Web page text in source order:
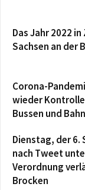
Das Jahr 2022
Sachsen an der
Corona-
wieder
Bussen und
Dienstag, der 6.
nach Tweet
Verordnung
Brocken